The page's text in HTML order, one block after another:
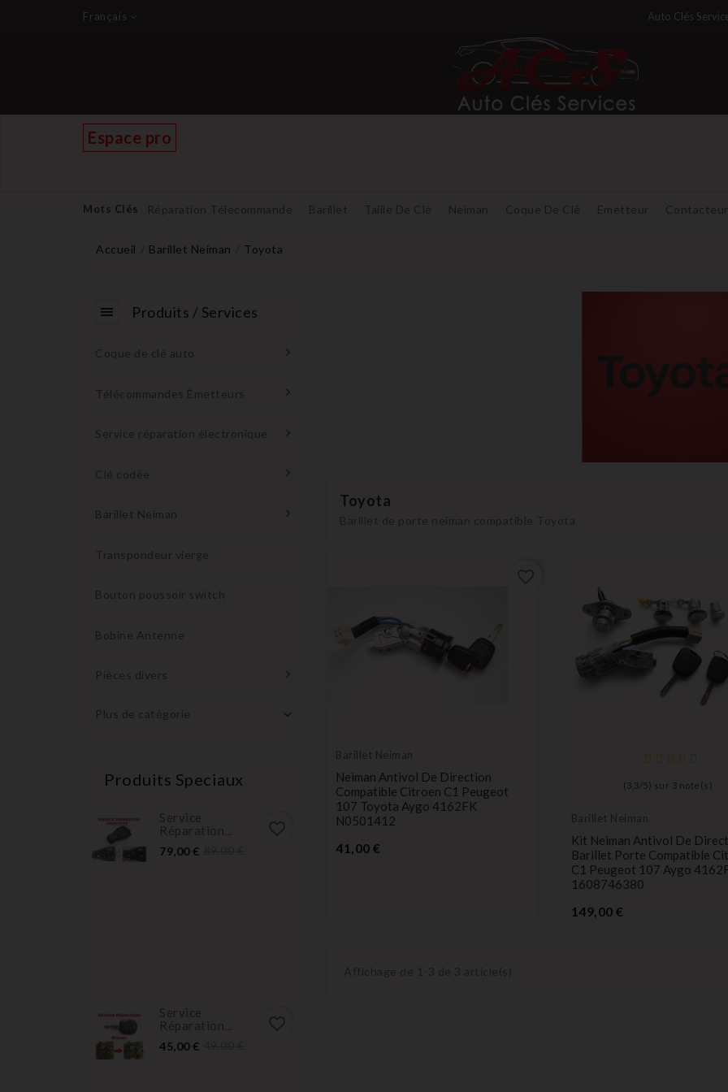
Français Auto Clés
Espace pro
Mots Clés Réparation Télecommande Barillet Taille De Clé Neiman Coque De Clé Emetteur Contacteur
Accueil Barillet Neiman Toyota
Produits / Services
Coque de clé auto
Télécommandes Émetteurs
Service réparation électronique
Clé codée
Barillet Neiman
Transpondeur vierge
Bouton poussoir switch
Bobine Antenne
Pièces divers
Plus de catégorie 
Produits Speciaux
Service
Réparation...
Prix
79,00 €
Service
Réparation...
Prix
45,00 €
Toyota
Barillet Neiman
Neiman Antivol De Direction
Compatible Citroen C1 Peugeot
107 Toyota Aygo 4162FK
N0501412
41,00 €
( 3,3 / 5) sur 3 note(s)
Barillet Neiman
Kit Neiman Antivol De
Barillet Porte Compatible
C1 Peugeot 107 Aygo
1608746380
149,00 €